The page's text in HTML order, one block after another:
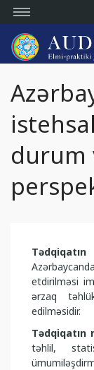
durum
etdirilməsi
ərzaq
edilməsidir.
Tədqiqatın
təhlil,